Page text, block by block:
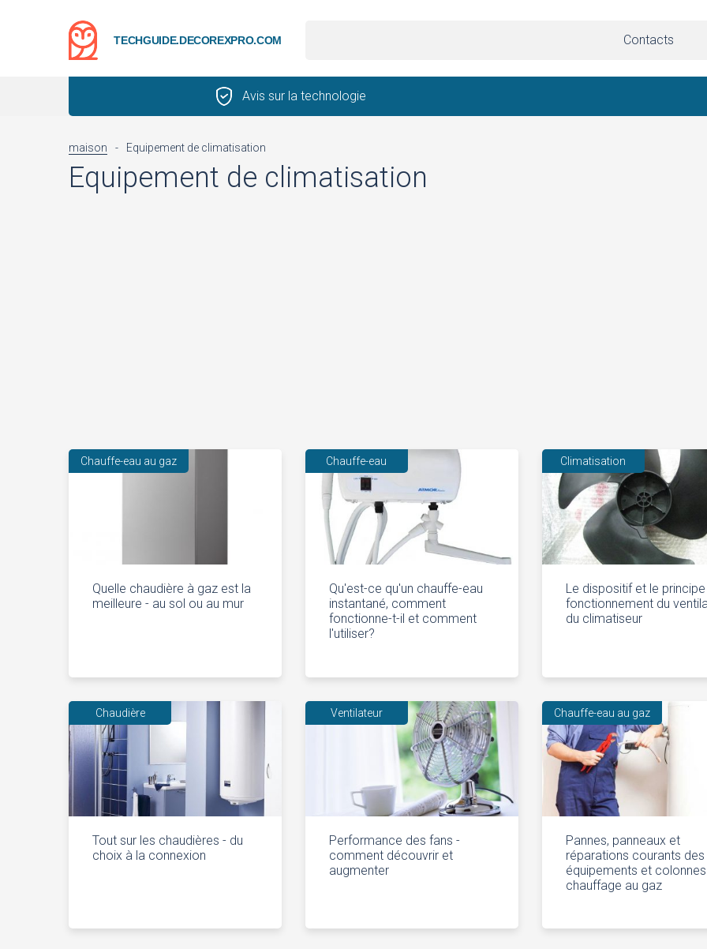
TECHGUIDE.DECOREXPRO.COM Contacts
Avis sur la technologie
maison - Equipement de climatisation
Equipement de climatisation
Chauffe-eau au gaz
Quelle chaudière à gaz est la
meilleure - au sol ou au mur
Chauffe-eau
Qu'est-ce qu'un chauffe-eau
instantané, comment
fonctionne-t-il et comment
l'utiliser?
Climatisation
Le dispositif et le
fonctionnement du
du climatiseur
Chaudière
Tout sur les chaudières - du
choix à la connexion
Ventilateur
Performance des fans -
comment découvrir et
augmenter
Chauffe-eau au gaz
Pannes, panneaux et
réparations courants des
équipements et
chauffage au gaz